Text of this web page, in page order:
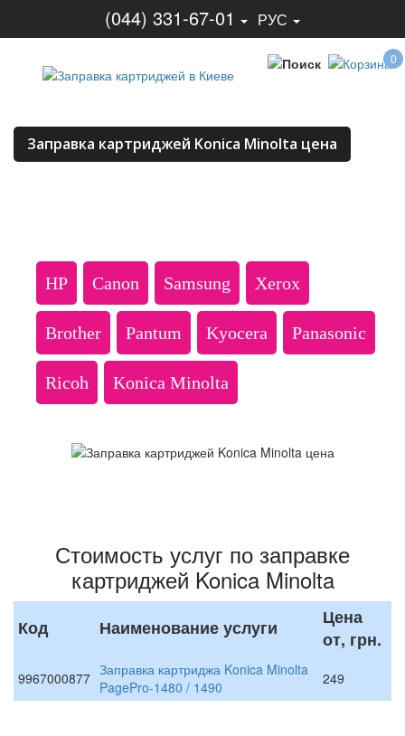
(044) 331-67-01 РУС
0
Заправка картриджей Konica Minolta цена
HP Canon Samsung Xerox
Brother Pantum Kyocera Panasonic
Ricoh Konica Minolta
Стоимость услуг по заправке
картриджей Konica Minolta
Код Наименование услуги
Цена
от, грн.
9967000877 Заправка картриджа Konica Minolta
PagePro-1480 / 1490
249